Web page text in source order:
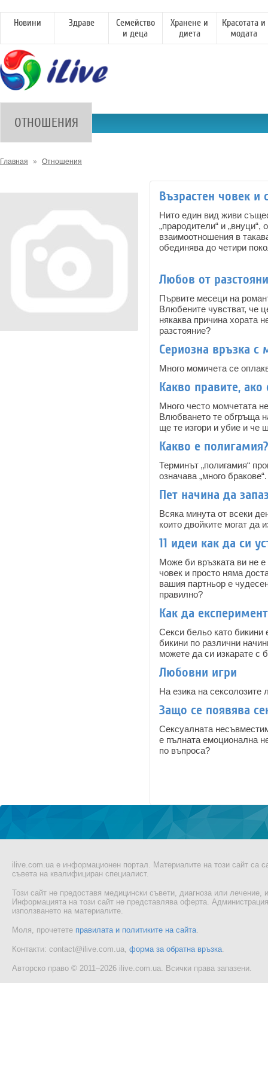
Новини Здраве
Семейство
и деца
Хранене и
диета
Красотата и
модата
ОТНОШЕНИЯ
Главная » Отношения
Възрастен човек и
Нито един вид живи
„прародители“ и
взаимоотношения в
обединява до четири
Любов от
Първите месеци на
Влюбените чувстват, че
някаква причина хората
разстояние?
Сериозна връзка
Много момичета се
Какво правите,
Много често момчетата
Влюбването те обгръща
ще те изгори и убие и че
Какво е полигамия?
Терминът „полигамия“
означава „много бракове“.
Пет начина да
Всяка минута от всеки
които двойките могат да
11 идеи как да си
Може би връзката ви не
човек и просто няма
вашия партньор е
правилно?
Как да
Секси бельо като бикини
бикини по различни
можете да си изкарате с
Любовни игри
На езика на сексолозите
Защо се появява
Сексуалната
е пълната емоционална
по въпроса?
ilive.com.ua е информационен портал. Материалите на този сайт са
съвета на квалифициран специалист.
Този сайт не предоставя медицински съвети, диагноза или лечение,
Информацията на този сайт не представлява оферта.
използването на материалите.
Моля, прочетете правилата и политиките на сайта
Контакти: contact@ilive.com.ua, форма за обратна връзка
Авторско право © 2011–2026 ilive.com.ua. Всички права запазени.